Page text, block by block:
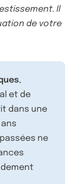
Il
de votre
,
et de
dans une
ne